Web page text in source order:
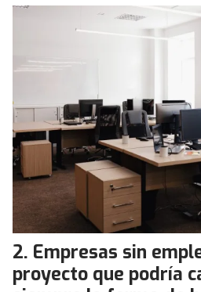
Empresas sin
proyecto que podría